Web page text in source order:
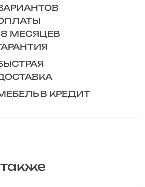
МЕСЯЦЕВ
В КРЕДИТ